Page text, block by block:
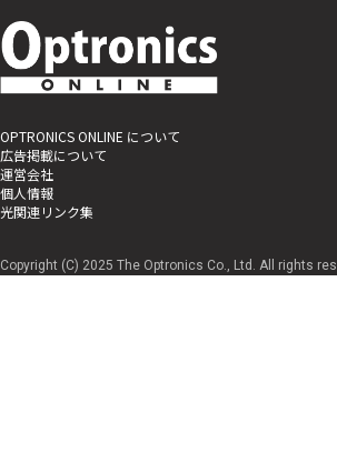
OPTRONICS ONLINE について
広告掲載について
運営会社
個人情報
光関連リンク集
Copyright (C) 2025 The Optronics Co., Ltd. All rights